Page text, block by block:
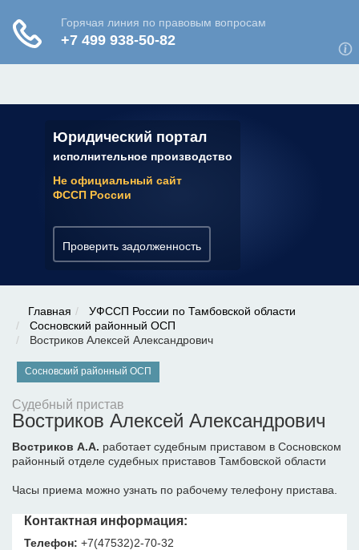
Юридический портал
исполнительное производство
Не официальный сайт
ФССП России
Проверить задолженность
✆ 7 (800) 350-22-64
Главная
УФССП России по Тамбовской области
Сосновский районный ОСП
Востриков Алексей Александрович
Сосновский районный ОСП
Судебный пристав
Востриков Алексей Александрович
Востриков А.А. работает судебным приставом в Сосновском
районный отделе судебных приставов Тамбовской области
Часы приема можно узнать по рабочему телефону пристава.
Контактная информация:
Телефон: +7(47532)2-70-32